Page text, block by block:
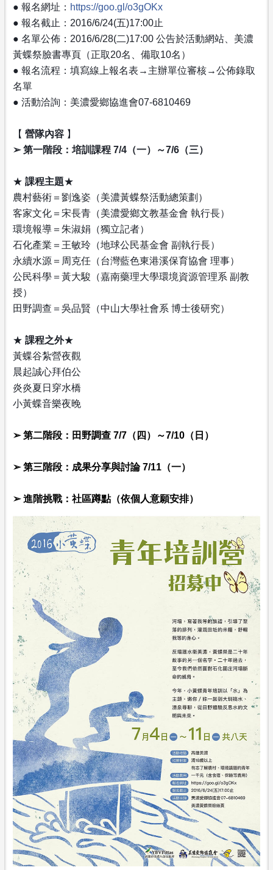
● 報名網址： https://goo.gl/o3gOKx
● 報名截止：2016/6/24(五)17:00止
● 名單公佈：2016/6/28(二)17:00 公告於活動網站、美濃
黃蝶祭臉書專頁（正取20名、備取10名）
● 報名流程：填寫線上報名表→主辦單位審核→公佈錄取
名單
● 活動洽詢：美濃愛鄉協進會07-6810469
【 營隊內容 】
➢ 第一階段：培訓課程 7/4（一）～7/6（三）
★ 課程主題★
農村藝術＝劉逸姿（美濃黃蝶祭活動總策劃）
客家文化＝宋長青（美濃愛鄉文教基金會 執行長）
環境報導＝朱淑娟（獨立記者）
石化產業＝王敏玲（地球公民基金會 副執行長）
永續水源＝周克任（台灣藍色東港溪保育協會 理事）
公民科學＝黃大駿（嘉南藥理大學環境資源管理系 副教
授）
田野調查＝吳品賢（中山大學社會系 博士後研究）
★ 課程之外★
黃蝶谷紮營夜觀
晨起誠心拜伯公
炎炎夏日穿水橋
小黃蝶音樂夜晚
➢ 第二階段：田野調查 7/7（四）～7/10（日）
➢ 第三階段：成果分享與討論 7/11（一）
➢ 進階挑戰：社區蹲點（依個人意願安排）